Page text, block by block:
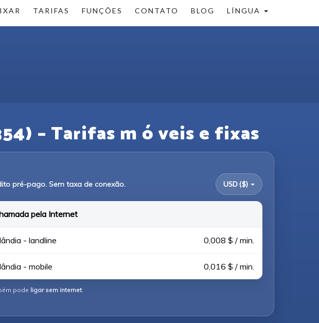
TARIFAS FUNÇÕES CONTATO BLOG LÍNGUA
– Tarifas m ó veis e fixas
pré-pago. Sem taxa de conexão. USD ($)
pela Internet
- landline 0,008 $ / min.
- mobile 0,016 $ / min.
pode ligar sem internet.